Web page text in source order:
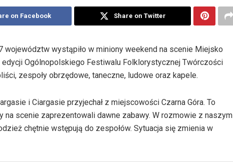
on Facebook Share on Twitter
województw wystąpiło w miniony weekend na scenie Miejsko
edycji Ogólnopolskiego Festiwalu Folklorystycznej Twórczości
zespoły obrzędowe, taneczne, ludowe oraz kapele.
i Ciargasie przyjechał z miejscowości Czarna Góra. To
na scenie zaprezentowali dawne zabawy. W rozmowie z naszym
chętnie wstępują do zespołów. Sytuacja się zmienia w